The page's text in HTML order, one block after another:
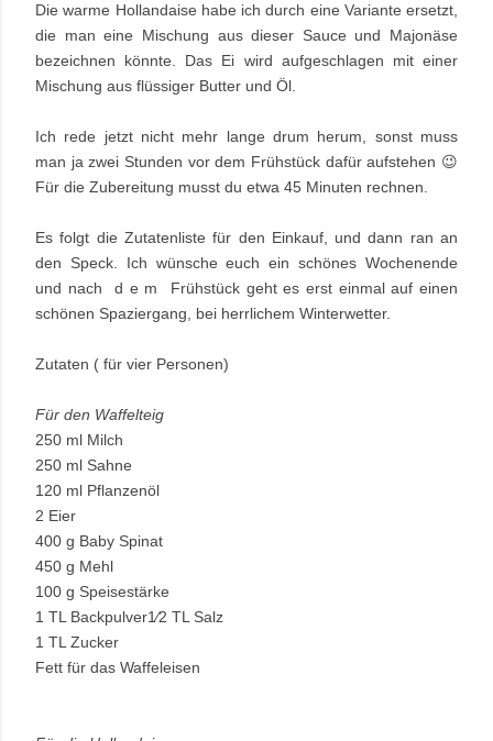
Die warme Hollandaise habe ich durch eine Variante ersetzt,
die man eine Mischung aus dieser Sauce und Majonäse
bezeichnen könnte. Das Ei wird aufgeschlagen mit einer
Mischung aus flüssiger Butter und Öl.
Ich rede jetzt nicht mehr lange drum herum, sonst muss
man ja zwei Stunden vor dem Frühstück dafür aufstehen 😉
Für die Zubereitung musst du etwa 45 Minuten rechnen.
Es folgt die Zutatenliste für den Einkauf, und dann ran an
den Speck. Ich wünsche euch ein schönes Wochenende
und nach d e m Frühstück geht es erst einmal auf einen
schönen Spaziergang, bei herrlichem Winterwetter.
Zutaten ( für vier Personen)
Für den Waffelteig
250 ml Milch
250 ml Sahne
120 ml Pflanzenöl
2 Eier
400 g Baby Spinat
450 g Mehl
100 g Speisestärke
1 TL Backpulver1⁄2 TL Salz
1 TL Zucker
Fett für das Waffeleisen